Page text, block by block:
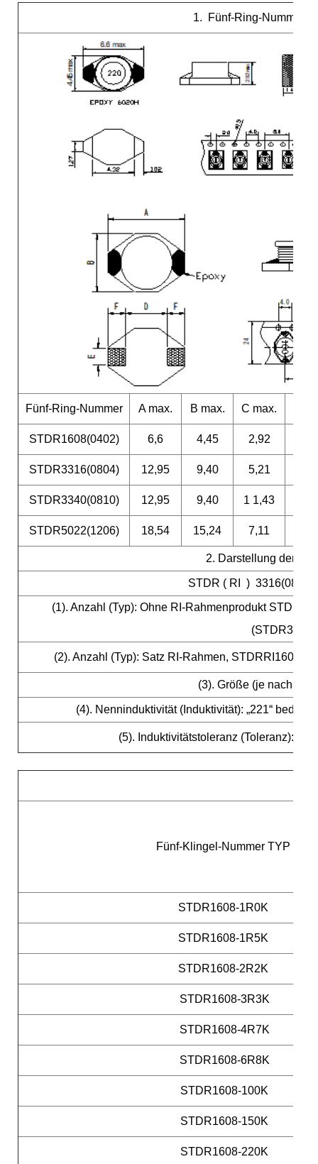
1. Fünf-Ring-Nummer
Fünf-Ring-Nummer A max. B max. C max.
STDR1608(0402) 6,6 4,45 2,92
STDR3316(0804) 12,95 9,40 5,21
STDR3340(0810) 12,95 9,40 1 1,43
STDR5022(1206) 18,54 15,24 7,11
2. Darstellung der
STDR ( RI )
(1). Anzahl (Typ): Ohne RI-Rahmenprodukt
(2). Anzahl (Typ): Satz RI-Rahmen,
(3). Größe (je nach
(4). Nenninduktivität (Induktivität): „221“
(5). Induktivitätstoleranz (Toleranz): „M
Fünf-Klingel-Nummer TYP
STDR1608-1R0K
STDR1608-1R5K
STDR1608-2R2K
STDR1608-3R3K
STDR1608-4R7K
STDR1608-6R8K
STDR1608-100K
STDR1608-150K
STDR1608-220K